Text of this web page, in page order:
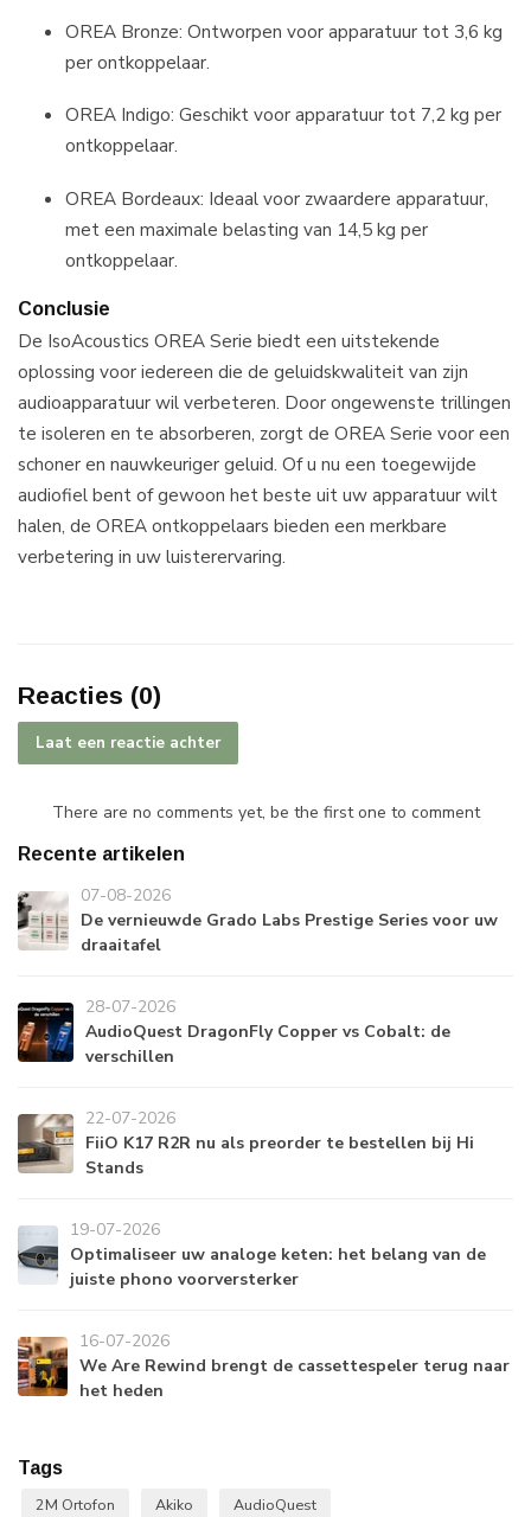
OREA Bronze: Ontworpen voor apparatuur tot 3,6 kg
per ontkoppelaar.
OREA Indigo: Geschikt voor apparatuur tot 7,2 kg per
ontkoppelaar.
OREA Bordeaux: Ideaal voor zwaardere apparatuur,
met een maximale belasting van 14,5 kg per
ontkoppelaar.
Conclusie
De IsoAcoustics OREA Serie biedt een uitstekende
oplossing voor iedereen die de geluidskwaliteit van zijn
audioapparatuur wil verbeteren. Door ongewenste trillingen
te isoleren en te absorberen, zorgt de OREA Serie voor een
schoner en nauwkeuriger geluid. Of u nu een toegewijde
audiofiel bent of gewoon het beste uit uw apparatuur wilt
halen, de OREA ontkoppelaars bieden een merkbare
verbetering in uw luisterervaring.
Reacties (0)
Laat een reactie achter
There are no comments yet, be the first one to comment
Recente artikelen
07-08-2026
De vernieuwde Grado Labs Prestige Series voor uw
draaitafel
28-07-2026
AudioQuest DragonFly Copper vs Cobalt: de
verschillen
22-07-2026
FiiO K17 R2R nu als preorder te bestellen bij Hi
Stands
19-07-2026
Optimaliseer uw analoge keten: het belang van de
juiste phono voorversterker
16-07-2026
We Are Rewind brengt de cassettespeler terug naar
het heden
Tags
2M Ortofon
Akiko
AudioQuest